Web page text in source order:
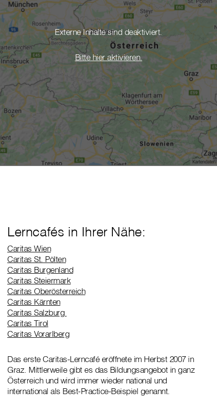
Externe Inhalte sind deaktiviert.
Bitte hier aktivieren.
Lerncafés in Ihrer Nähe:
Caritas Wien
Caritas St. Pölten
Caritas Burgenland
Caritas Steiermark
Caritas Oberösterreich
Caritas Kärnten
Caritas Salzburg
Caritas Tirol
Caritas Vorarlberg
Das erste Caritas-Lerncafé eröffnete im Herbst 2007 in
Graz. Mittlerweile gibt es das Bildungsangebot in ganz
Österreich und wird immer wieder national und
international als Best-Practice-Beispiel genannt.